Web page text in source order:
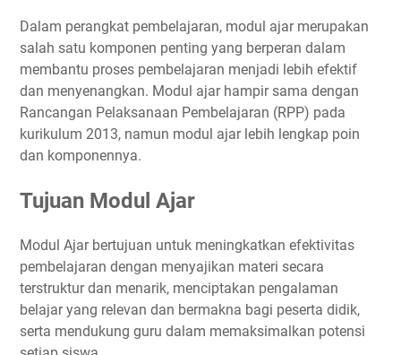
Dalam perangkat pembelajaran, modul ajar merupakan
salah satu komponen penting yang berperan dalam
membantu proses pembelajaran menjadi lebih efektif
dan menyenangkan. Modul ajar hampir sama dengan
Rancangan Pelaksanaan Pembelajaran (RPP) pada
kurikulum 2013, namun modul ajar lebih lengkap poin
dan komponennya.
Tujuan Modul Ajar
Modul Ajar bertujuan untuk meningkatkan efektivitas
pembelajaran dengan menyajikan materi secara
terstruktur dan menarik, menciptakan pengalaman
belajar yang relevan dan bermakna bagi peserta didik,
serta mendukung guru dalam memaksimalkan potensi